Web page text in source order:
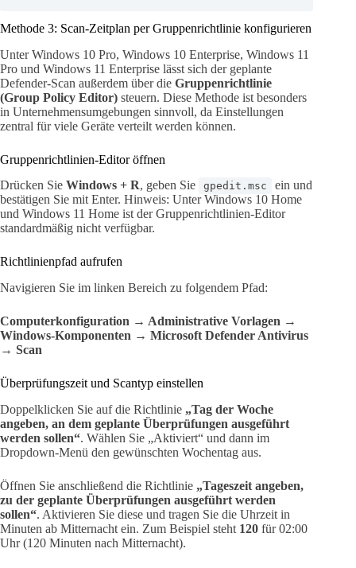
Methode 3: Scan-Zeitplan per Gruppenrichtlinie konfigurieren
Unter Windows 10 Pro, Windows 10 Enterprise, Windows 11
Pro und Windows 11 Enterprise lässt sich der geplante
Defender-Scan außerdem über die Gruppenrichtlinie
(Group Policy Editor) steuern. Diese Methode ist besonders
in Unternehmensumgebungen sinnvoll, da Einstellungen
zentral für viele Geräte verteilt werden können.
Gruppenrichtlinien-Editor öffnen
Drücken Sie Windows + R, geben Sie gpedit.msc
ein und
bestätigen Sie mit Enter. Hinweis: Unter Windows 10 Home
und Windows 11 Home ist der Gruppenrichtlinien-Editor
standardmäßig nicht verfügbar.
Richtlinienpfad aufrufen
Navigieren Sie im linken Bereich zu folgendem Pfad:
Computerkonfiguration → Administrative Vorlagen →
Windows-Komponenten → Microsoft Defender Antivirus
→ Scan
Überprüfungszeit und Scantyp einstellen
Doppelklicken Sie auf die Richtlinie „Tag der Woche
angeben, an dem geplante Überprüfungen ausgeführt
werden sollen“. Wählen Sie „Aktiviert“ und dann im
Dropdown-Menü den gewünschten Wochentag aus.
Öffnen Sie anschließend die Richtlinie „Tageszeit angeben,
zu der geplante Überprüfungen ausgeführt werden
sollen“. Aktivieren Sie diese und tragen Sie die Uhrzeit in
Minuten ab Mitternacht ein. Zum Beispiel steht 120 für 02:00
Uhr (120 Minuten nach Mitternacht).